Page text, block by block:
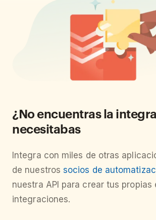
¿No encuentras la
necesitabas
Integra con miles de otras
de nuestrossocios de
nuestra API para crear tus propias
integraciones.